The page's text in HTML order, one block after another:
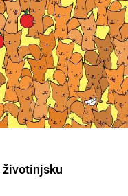
životinjsku